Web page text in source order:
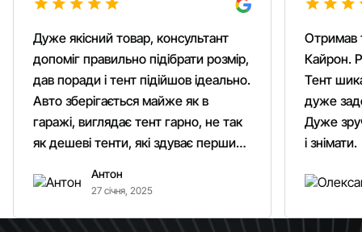
Дуже якісний товар, консультант
допоміг правильно підібрати розмір,
дав поради і тент підійшов ідеально.
Авто зберігається майже як в
гаражі, виглядає тент гарно, не так
як дешеві тенти, які здуває першим
Рекомендую однозначно!
Антон
27 січня, 2025
Отримав
Кайрон.
Тент
дуже
Дуже
і знімати.